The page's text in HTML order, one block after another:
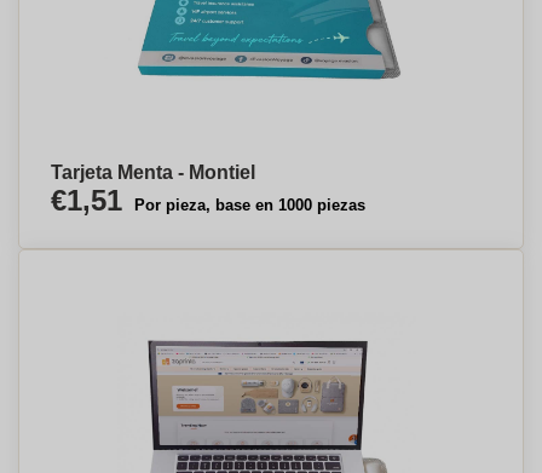
Tarjeta Menta - Montiel
€1,51 Por pieza, base en 1000 piezas